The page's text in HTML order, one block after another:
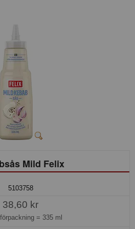
Mild Felix
5103758
38,60 kr
= 335 ml